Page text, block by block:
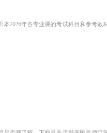
2026年各专业课的考试科目和参考教